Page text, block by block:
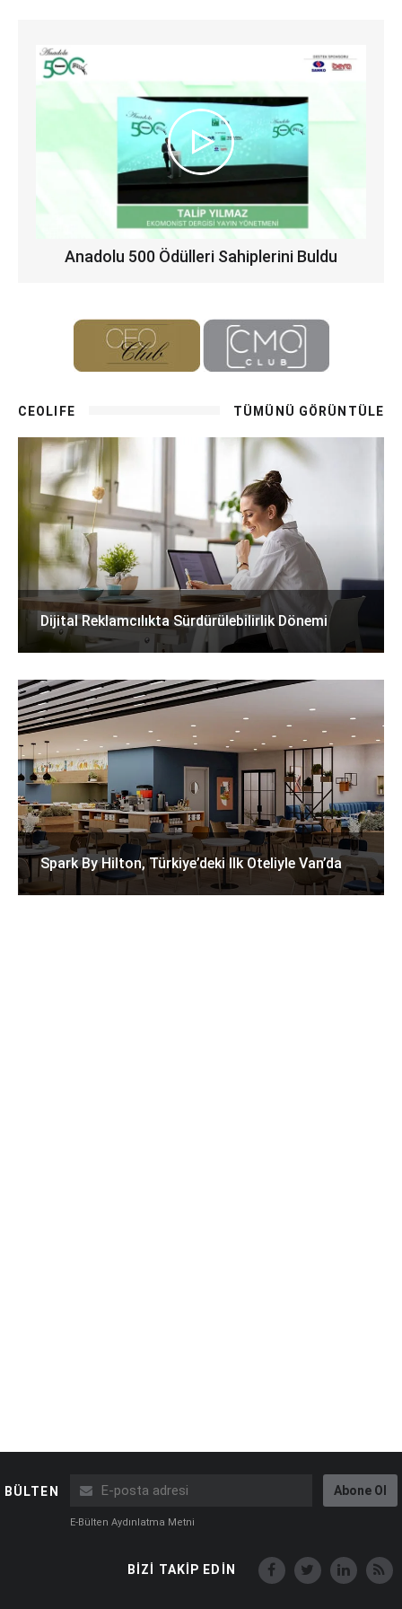
Anadolu 500 Ödülleri Sahiplerini Buldu
CEOLIFE TÜMÜNÜ GÖRÜNTÜLE
Dijital Reklamcılıkta Sürdürülebilirlik Dönemi
Spark By Hilton, Türkiye’deki Ilk Oteliyle Van’da
BÜLTEN Abone Ol
E-Bülten Aydınlatma Metni
BİZİ TAKİP EDİN